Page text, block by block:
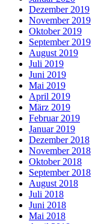
Dezember 2019
November 2019
Oktober 2019
September 2019
August 2019
Juli 2019
Juni 2019
Mai 2019
April 2019
März 2019
Februar 2019
Januar 2019
Dezember 2018
November 2018
Oktober 2018
September 2018
August 2018
Juli 2018
Juni 2018
Mai 2018